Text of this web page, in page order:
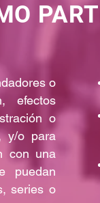
o
efectos
o
y/o para
con una
puedan
series o